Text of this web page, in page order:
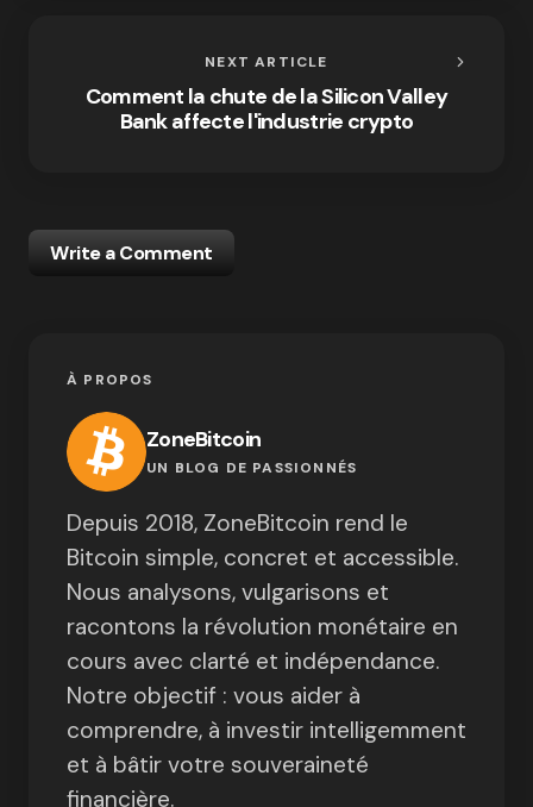
NEXT ARTICLE
Comment la chute de la Silicon Valley
Bank affecte l'industrie crypto
Write a Comment
À PROPOS
ZoneBitcoin
UN BLOG DE PASSIONNÉS
Depuis 2018, ZoneBitcoin rend le
Bitcoin simple, concret et accessible.
Nous analysons, vulgarisons et
racontons la révolution monétaire en
cours avec clarté et indépendance.
Notre objectif : vous aider à
comprendre, à investir intelligemment
et à bâtir votre souveraineté
financière.